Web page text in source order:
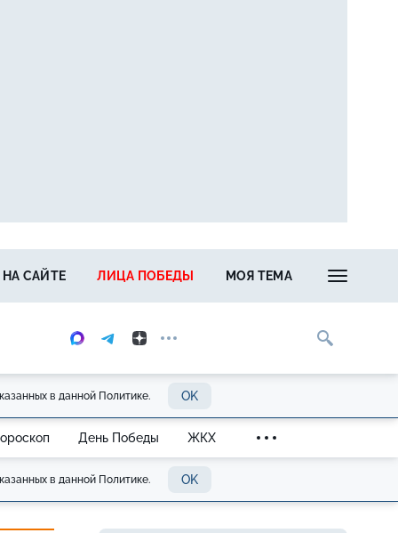
НА САЙТЕ ЛИЦА ПОБЕДЫ МОЯ ТЕМА
в данной Политике. OK
День Победы ЖКХ
в данной Политике. OK